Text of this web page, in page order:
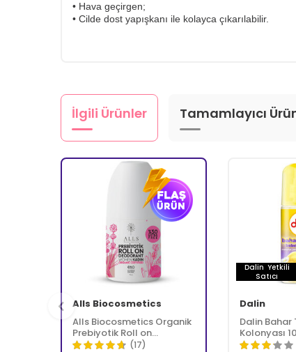
• Hava geçirgen;
• Cilde dost yapışkanı ile kolayca çıkarılabilir.
İlgili Ürünler Tamamlayıcı
Alls Biocosmetics
Alls Biocosmetics Organik
Prebiyotik Roll on
Deodorant 75 ml -
(17)
Dalin Yetkili
Satıcı
Dalin
Dalin Bahar
Kolonyası